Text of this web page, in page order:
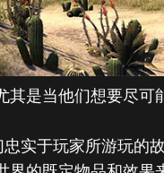
是当他们想要尽可
实于玩家所游玩的